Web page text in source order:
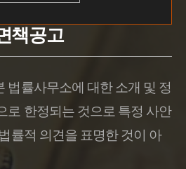
책공고
법률사무소에 대한 소개 및 정
로 한정되는 것으로 특정 사안
률적 의견을 표명한 것이 아